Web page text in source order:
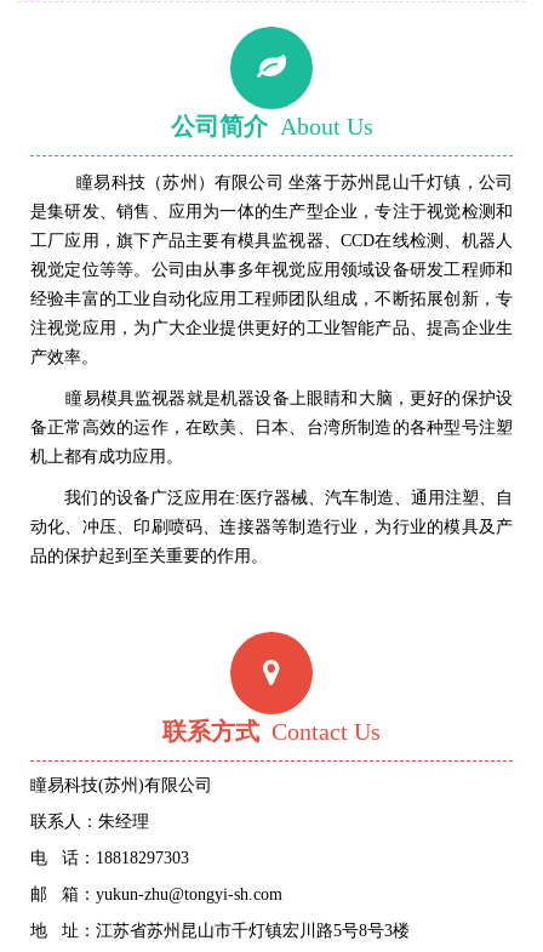
公司简介 About Us
瞳易科技（苏州）有限公司 坐落于苏州昆山千灯镇，公司
是集研发、销售、应用为一体的生产型企业，专注于视觉检测和
工厂应用，旗下产品主要有模具监视器、CCD在线检测、机器人
视觉定位等等。公司由从事多年视觉应用领域设备研发工程师和
经验丰富的工业自动化应用工程师团队组成，不断拓展创新，专
注视觉应用，为广大企业提供更好的工业智能产品、提高企业生
产效率。
瞳易模具监视器就是机器设备上眼睛和大脑，更好的保护设
备正常高效的运作，在欧美、日本、台湾所制造的各种型号注塑
机上都有成功应用。
我们的设备广泛应用在:医疗器械、汽车制造、通用注塑、自
动化、冲压、印刷喷码、连接器等制造行业，为行业的模具及产
品的保护起到至关重要的作用。
联系方式 Contact Us
瞳易科技(苏州)有限公司
联系人：朱经理
电 话：18818297303
邮 箱：yukun-zhu@tongyi-sh.com
地 址：江苏省苏州昆山市千灯镇宏川路5号8号3楼